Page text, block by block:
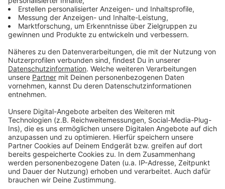
Illegale Böller sind unberechenbar und
gefährlich
Anzeige
Nicht geprüftes Feuerwerk entspricht häufig nicht den
deutschen Sicherheitsstandards. Laut Zoll kann es
beim Zünden unkontrolliert reagieren und schwere
Verletzungen verursachen – vonVerbrennungen und
Verätzungenbis hin zumVerlust von Augenlicht
oder Gliedmaßen.
Anzeige